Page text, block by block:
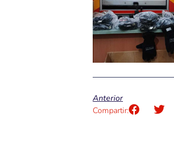
Anterior
Compartir: